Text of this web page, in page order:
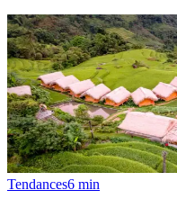
Tendances6 min